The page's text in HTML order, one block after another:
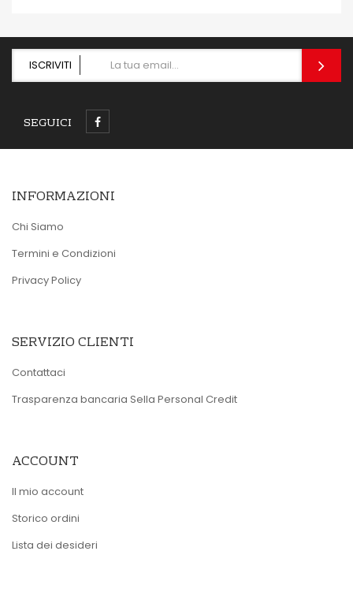
ISCRIVITI
SEGUICI
INFORMAZIONI
Chi Siamo
Termini e Condizioni
Privacy Policy
SERVIZIO CLIENTI
Contattaci
Trasparenza bancaria Sella Personal Credit
ACCOUNT
Il mio account
Storico ordini
Lista dei desideri